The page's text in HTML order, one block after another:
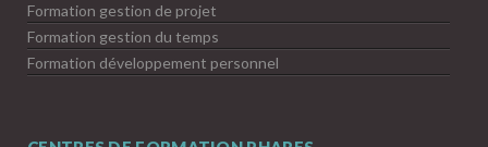
Formation gestion de projet
Formation gestion du temps
Formation développement personnel